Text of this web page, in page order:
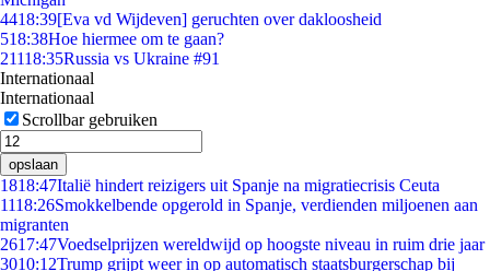
4418:39[Eva vd Wijdeven] geruchten over dakloosheid
518:38Hoe hiermee om te gaan?
21118:35Russia vs Ukraine #91
Internationaal
Internationaal
Scrollbar gebruiken
opslaan
1818:47Italië hindert reizigers uit Spanje na migratiecrisis Ceuta
1118:26Smokkelbende opgerold in Spanje, verdienden miljoenen aan
migranten
2617:47Voedselprijzen wereldwijd op hoogste niveau in ruim drie jaar
3010:12Trump grijpt weer in op automatisch staatsburgerschap bij